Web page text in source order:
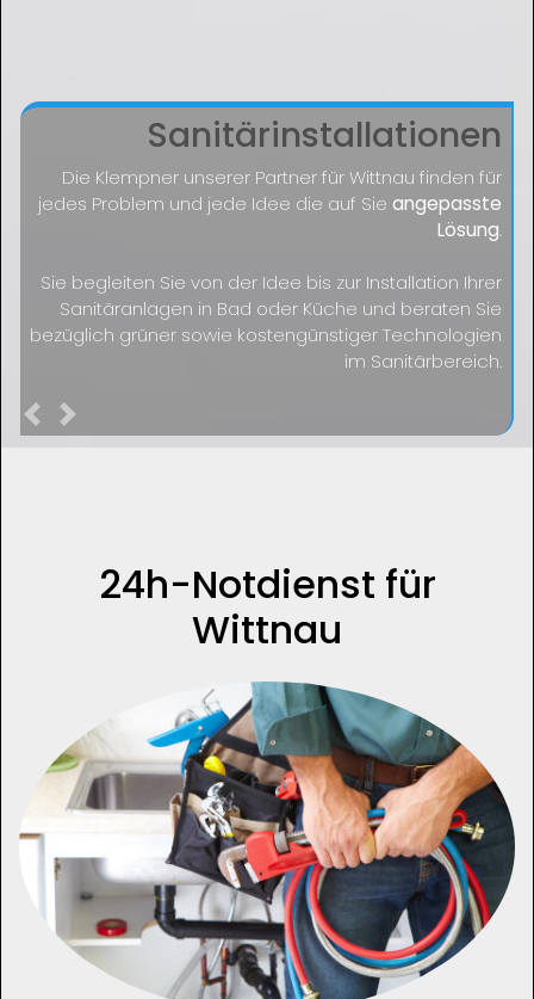
Sanitärinstallationen
Die Klempner unserer Partner für Wittnau finden für
jedes Problem und jede Idee die auf Sieangepasste
Lösung.
Sie begleiten Sie von der Idee bis zur Installation Ihrer
Sanitäranlagen in Bad oder Küche und beraten Sie
bezüglich grüner sowie kostengünstiger Technologien
im Sanitärbereich.
Previous
24h-Notdienst für
Wittnau